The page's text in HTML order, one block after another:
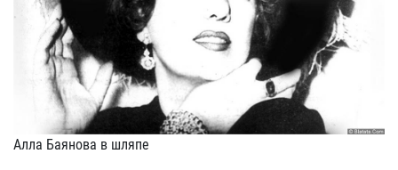
Алла Баянова в шляпе